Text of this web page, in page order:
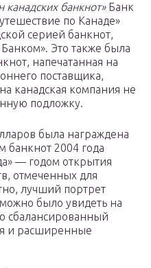
канадских банкнот» Банк
по Канаде»
серией банкнот,
Это также была
напечатанная на
поставщика,
канадская компания не
подложку.
была награждена
2004 года
— годом открытия
отмеченных для
лучший портрет
было увидеть на
сбалансированный
и расширенные